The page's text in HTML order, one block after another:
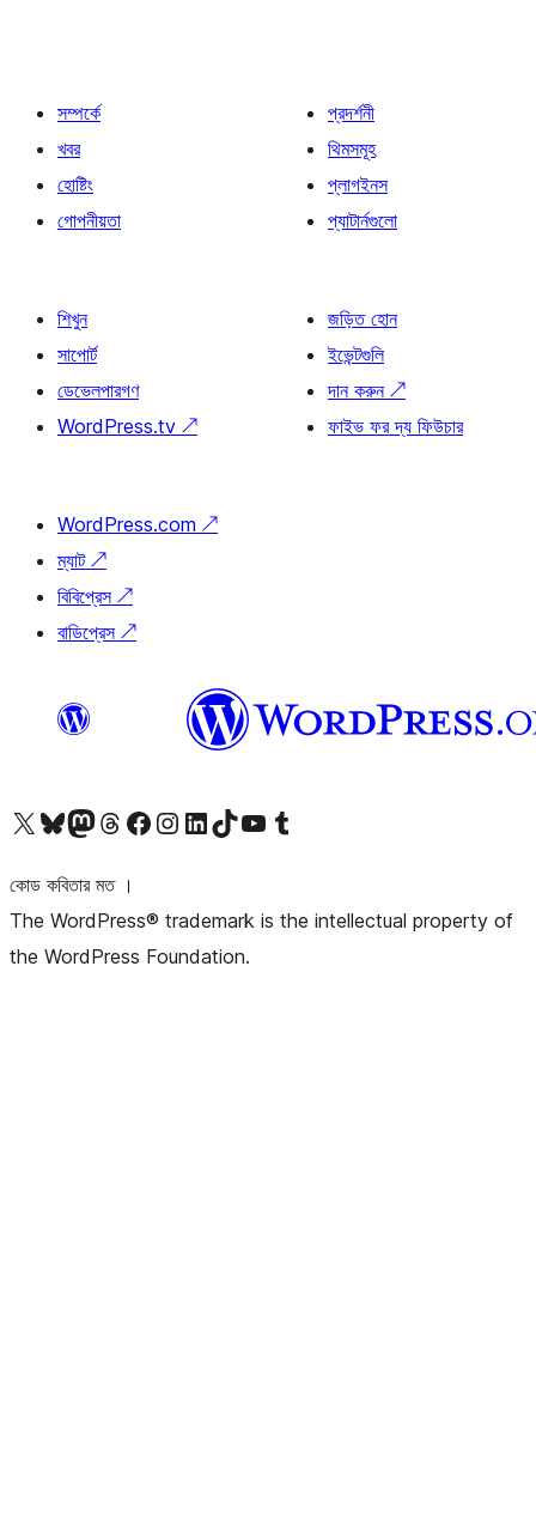
সম্পর্কে
খবর
হোষ্টিং
গোপনীয়তা
প্রদর্শনী
থিমসমূহ
প্লাগইনস
প্যাটার্নগুলো
শিখুন
সাপোর্ট
ডেভেলপারগণ
WordPress.tv ↗
জড়িত হোন
ইভেন্টগুলি
দান করুন ↗
ফাইভ ফর দ্য ফিউচার
WordPress.com ↗
ম্যাট ↗
বিবিপ্রেস ↗
বাডিপ্রেস ↗
আমাদের X (আগের টুইটার) অ্যাকাউন্টে যানআমাদের Bluesky অ্যাকাউন্টটি দেখুনআমাদের মাস্টোডন অ্যাকাউন্টটি দেখুনআমাদের থ্রেডস অ্যাকাউন্টটি দেখুনআমাদের ফেসবুক পেজ দেখুনআমাদের ইন্সটাগ্রাম অ্যাকাউন্ট দেখুনআমাদের লিঙ্কডইন অ্যাকাউন্টে যানআমাদের TikTok অ্যাকাউন্টটি দেখুনআমাদের ইউটিউব চ্যানেলে যান আমাদের টাম্বলার অ্যাকাউন্ট দেখুন
কোড কবিতার মত ।
The WordPress® trademark is the intellectual property of
the WordPress Foundation.